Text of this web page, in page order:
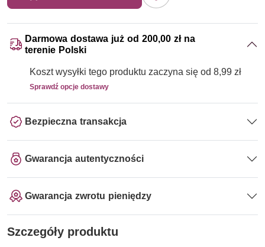
Darmowa dostawa już od 200,00 zł na
terenie Polski
Koszt wysyłki tego produktu zaczyna się od 8,99 zł
Sprawdź opcje dostawy
Bezpieczna transakcja
Gwarancja autentyczności
Gwarancja zwrotu pieniędzy
Szczegóły produktu